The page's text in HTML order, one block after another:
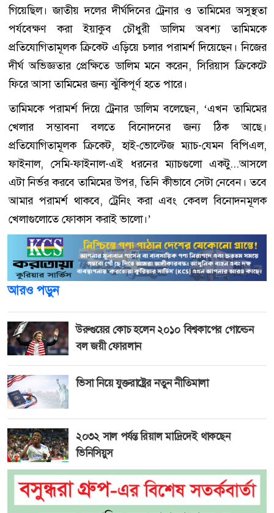
গিয়েছিল। জাতীয় দলের দীর্ঘদিনের ট্রেনার ও তামিমের অসুস্থতা
পর্যবেক্ষণ করা ইয়াকুব চৌধুরী ডালিম অবশ্য তামিমকে
প্রতিযোগিতামূলক ক্রিকেট এড়িয়ে চলার পরামর্শ দিয়েছেন। নিজের
দীর্ঘ অভিজ্ঞতার প্রেক্ষিতে ডালিম মনে করেন, সিরিয়াস ক্রিকেটে
ফিরে আসা তামিমের জন্য ঝুঁকিপূর্ণ হতে পারে।
তামিমকে পরামর্শ দিয়ে ট্রেনার ডালিম বলেছেন, ‘এখন তামিমের
খেলার সম্ভাবনা বলতে বিনোদনের জন্য ঠিক আছে।
প্রতিযোগিতামূলক ক্রিকেট, হাই-ভোল্টেজ ম্যাচ-যেমন বিপিএল,
ফাইনাল, সেমি-ফাইনাল-এই ধরনের ম্যাচগুলো একটু...আসলে
এটা নির্ভর করবে তামিমের উপর, তিনি কীভাবে সেটা নেবেন। তবে
আমার পরামর্শ থাকবে, ট্রেনিং করা এবং কেবল বিনোদনমূলক
খেলাগুলোতে ফোকাস করাই ভালো।’
আরও পড়ুন
উরুগুয়ের কোচ হলেন ২০১০ বিশ্বকাপের গোল্ডেন
বল জয়ী ফোরলান
ভিসা নিয়ে যুক্তরাষ্ট্রের নতুন নীতিমালা
২০৩২ সাল পর্যন্ত রিয়াল মাদ্রিদেই থাকছেন
ভিনিসিয়ুস